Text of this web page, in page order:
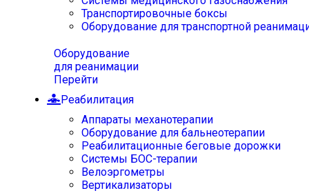
Транспортировочные боксы
Оборудование для транспортной
Оборудование
для реанимации
Перейти
Реабилитация
Аппараты механотерапии
Оборудование для бальнеотерапии
Реабилитационные беговые дорожки
Системы БОС-терапии
Велоэргометры
Вертикализаторы